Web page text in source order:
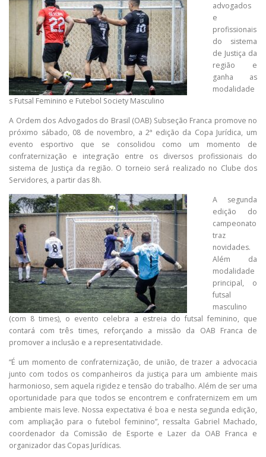
advogados
e
profissionais
do sistema
de Justiça da
região e
ganha as
modalidade
s Futsal Feminino e Futebol Society Masculino
A Ordem dos Advogados do Brasil (OAB) Subseção Franca promove no
próximo sábado, 08 de novembro, a 2ª edição da Copa Jurídica, um
evento esportivo que se consolidou como um momento de
confraternização e integração entre os diversos profissionais do
sistema de Justiça da região. O torneio será realizado no Clube dos
Servidores, a partir das 8h.
A segunda
edição do
campeonato
traz
novidades.
Além da
modalidade
principal, o
futsal
masculino
(com 8 times), o evento celebra a estreia do futsal feminino, que
contará com três times, reforçando a missão da OAB Franca de
promover a inclusão e a representatividade.
“É um momento de confraternização, de união, de trazer a advocacia
junto com todos os companheiros da justiça para um ambiente mais
harmonioso, sem aquela rigidez e tensão do trabalho. Além de ser uma
oportunidade para que todos se encontrem e confraternizem em um
ambiente mais leve. Nossa expectativa é boa e nesta segunda edição,
com ampliação para o futebol feminino”, ressalta Gabriel Machado,
coordenador da Comissão de Esporte e Lazer da OAB Franca e
organizador das Copas Jurídicas.